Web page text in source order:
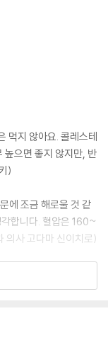
먹지 않아요. 콜레스테
높으면 좋지 않지만, 반
)
에 조금 해로울 것 같
합니다. 혈압은 160~
의사 고다마 신이치로)
진대사에 관여하는
을 재고, 기준치에 떨
황에서는 가벼운 감